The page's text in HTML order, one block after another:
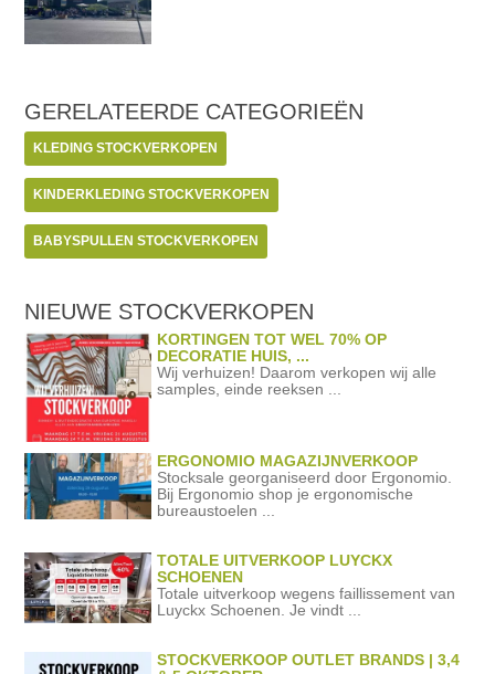
GERELATEERDE CATEGORIEËN
KLEDING STOCKVERKOPEN
KINDERKLEDING STOCKVERKOPEN
BABYSPULLEN STOCKVERKOPEN
NIEUWE STOCKVERKOPEN
KORTINGEN TOT WEL 70% OP
DECORATIE HUIS, ...
Wij verhuizen! Daarom verkopen wij alle
samples, einde reeksen ...
ERGONOMIO MAGAZIJNVERKOOP
Stocksale georganiseerd door Ergonomio.
Bij Ergonomio shop je ergonomische
bureaustoelen ...
TOTALE UITVERKOOP LUYCKX
SCHOENEN
Totale uitverkoop wegens faillissement van
Luyckx Schoenen. Je vindt ...
STOCKVERKOOP OUTLET BRANDS | 3,4